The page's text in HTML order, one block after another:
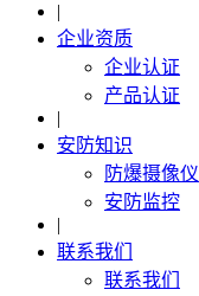
|
企业资质
企业认证
产品认证
|
安防知识
防爆摄像仪
安防监控
|
联系我们
联系我们